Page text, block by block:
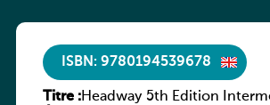
ISBN: 9780194539678
Titre :Headway 5th Edition